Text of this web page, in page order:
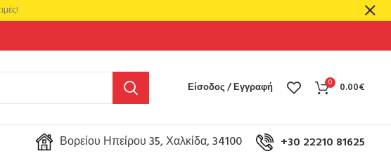
Είσοδος / Εγγραφή 0 0.00€
Βορείου Ηπείρου 35, Χαλκίδα, 34100 +30 22210 81625